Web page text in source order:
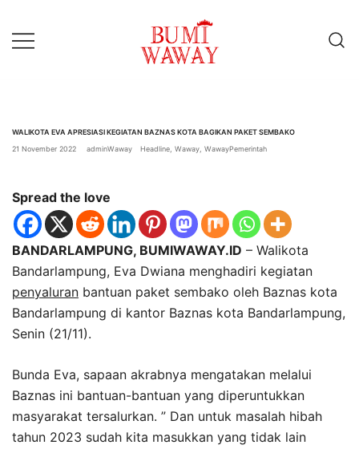
ke
konten
WALIKOTA EVA APRESIASI KEGIATAN BAZNAS KOTA BAGIKAN PAKET SEMBAKO
21 November 2022
adminWaway Headline Waway WawayPemerintah
Spread the love
BANDARLAMPUNG, BUMIWAWAY.ID – Walikota
Bandarlampung, Eva Dwiana menghadiri kegiatan
penyaluran bantuan paket sembako oleh Baznas kota
Bandarlampung di kantor Baznas kota Bandarlampung,
Senin (21/11).
Bunda Eva, sapaan akrabnya mengatakan melalui
Baznas ini bantuan-bantuan yang diperuntukkan
masyarakat tersalurkan. ” Dan untuk masalah hibah
tahun 2023 sudah kita masukkan yang tidak lain